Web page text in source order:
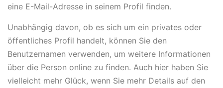
eine E-Mail-Adresse in seinem Profil finden.
Unabhängig davon, ob es sich um ein privates oder
öffentliches Profil handelt, können Sie den
Benutzernamen verwenden, um weitere Informationen
über die Person online zu finden. Auch hier haben Sie
vielleicht mehr Glück, wenn Sie mehr Details auf den